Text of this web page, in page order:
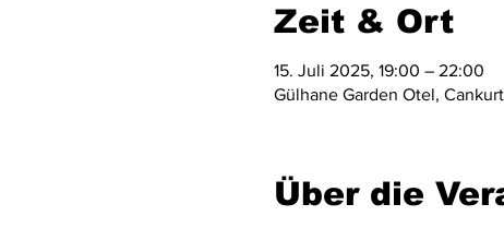
Zeit & Ort
15. Juli 2025, 19:00 – 22:00
Gülhane Garden Otel,
Über die